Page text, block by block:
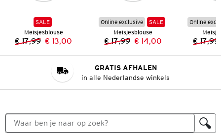
SALE
Meisjesblouse
Vorige prijs:
€ 17,99 Nieuwe prijs:
€ 13,00
Online exclusive
SALE
Meisjesblouse
Vorige prijs:
€ 17,99 Nieuwe prijs:
€ 14,00
Online
€ 17,99
GRATIS AFHALEN
in alle Nederlandse winkels